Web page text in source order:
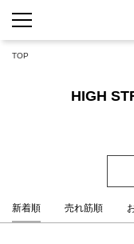
TOP
HIGH
新着順 売れ筋順